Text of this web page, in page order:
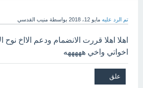
تم الرد عليه مايو 12، 2018 بواسطة منيب القدسي
اهلا اهلا قررت الانضمام ودعم الااخ نوح
اخواتي واخي هههههه